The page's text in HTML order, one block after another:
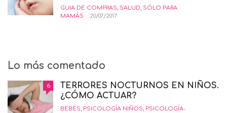
GUIA DE COMPRAS, SALUD, SÓLO PARA
MAMÁS
20/07/2017
Lo más comentado
6
TERRORES NOCTURNOS EN NIÑOS.
¿CÓMO ACTUAR?
BEBÉS, PSICOLOGÍA NIÑOS, PSICOLOGÍA-